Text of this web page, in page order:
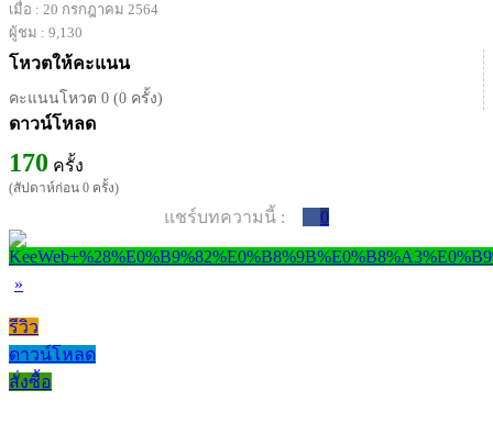
เมื่อ : 20 กรกฎาคม 2564
ผู้ชม : 9,130
โหวตให้คะแนน
คะแนนโหวต 0 (0 ครั้ง)
ดาวน์โหลด
170 ครั้ง
(สัปดาห์ก่อน 0 ครั้ง)
แชร์บทความนี้ : 0
»
รีวิว
ดาวน์โหลด
สั่งซื้อ